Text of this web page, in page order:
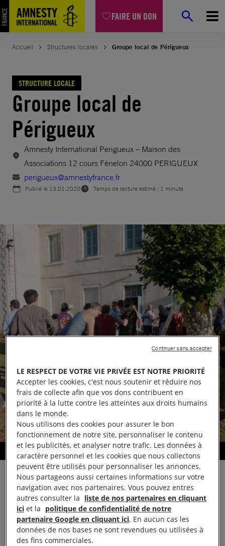
FAIRE UN DON
Aller
au
contenu
Accueil Structures locales Groupe local de Périgueux
STRUCTURE LOCALE
Groupe local de
Périgueux
Amnesty International Perigueux – Maison des
Associations 12 cours Fénelon 24000 PERIGUEUX
perigueux@amnestyfrance.fr
Publié le 13.01.2020 Temps de lecture estimé : 1 minute
Collecte de signatures
LA VIE DU GROUPE
Présentation
LE RESPECT DE VOTRE VIE PRIVÉE EST NOTRE PRIORITÉ
Accepter les cookies, c'est nous soutenir et réduire nos
frais de collecte afin que vos dons contribuent en
priorité à la lutte contre les atteintes aux droits humains
dans le monde.
Nous utilisons des cookies pour assurer le bon
fonctionnement de notre site, personnaliser le contenu
et les publicités, et analyser notre trafic. Les données à
caractère personnel et les cookies que nous collectons
peuvent être utilisés pour personnaliser les annonces.
Nous partageons aussi certaines informations sur votre
navigation avec nos partenaires. Vous pouvez entres
autres consulter la liste de nos partenaires en cliquant
ici et la politique de confidentialité de notre
partenaire Google en cliquant ici. En aucun cas les
données de nos bases ne sont revendues ou utilisées à
des fins commerciales.
Continuer sans accepter